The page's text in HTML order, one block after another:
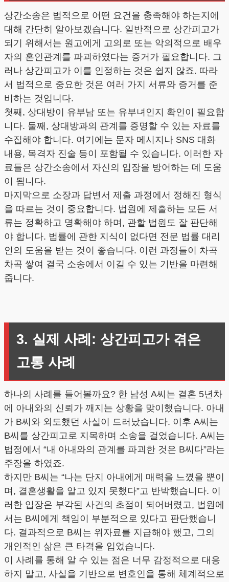
상간소송은 법적으로 어떤 요건을 충족해야 하는지에
대해 간단히 알아보겠습니다. 일반적으로 상간피고가
되기 위해서는 원고에게 고의로 또는 악의적으로 배우
자의 혼인관계를 파괴하였다는 증거가 필요합니다. 그
러나 상간피고가 이를 인정하는 것은 쉽지 않죠. 따라
서 법적으로 중요한 것은 여러 가지 서류와 증거를 준
비하는 것입니다.
첫째, 상대방이 유부남 또는 유부녀인지 확인이 필요합
니다. 둘째, 상대방과의 관계를 증명할 수 있는 자료를
수집해야 합니다. 여기에는 문자 메시지나 SNS 대화
내용, 목격자 진술 등이 포함될 수 있습니다. 이러한 자
료들은 상간소송에서 자신의 입장을 방어하는 데 도움
이 됩니다.
마지막으로 소장과 답변서 제출 과정에서 정해진 형식
을 따르는 것이 중요합니다. 법원에 제출하는 모든 서
류는 정확하고 명확해야 하며, 관할 법원도 잘 판단해
야 합니다. 법률에 관한 지식이 없다면 전문 법률 대리
인의 도움을 받는 것이 좋습니다. 이런 과정들이 차곡
차곡 쌓여 결국 소송에서 이길 수 있는 기반을 마련해
줍니다.
3. 실제 사례: 상간피고가 겪은
고통 사례
하나의 사례를 들어볼까요? 한 남성 A씨는 결혼 5년차
에 아내와의 신뢰가 깨지는 상황을 맞이했습니다. 아내
가 B씨와 외도했던 사실이 드러났습니다. 이후 A씨는
B씨를 상간피고로 지목하며 소송을 걸었습니다. A씨는
법정에서 “내 아내와의 관계를 파괴한 것은 B씨다”라는
주장을 하였죠.
하지만 B씨는 “나는 단지 아내에게 매력을 느꼈을 뿐이
며, 결혼생활을 알고 있지 못했다”고 반박했습니다. 이
러한 입장은 부각된 사건의 초점이 되어버렸고, 법원에
서는 B씨에게 책임이 부분적으로 있다고 판단했습니
다. 결과적으로 B씨는 위자료를 지급해야 했고, 그의
개인적인 삶은 큰 타격을 입었습니다.
이 사례를 통해 알 수 있는 점은 너무 감정적으로 대응
하지 말고, 사실을 기반으로 변호인을 통해 체계적으로